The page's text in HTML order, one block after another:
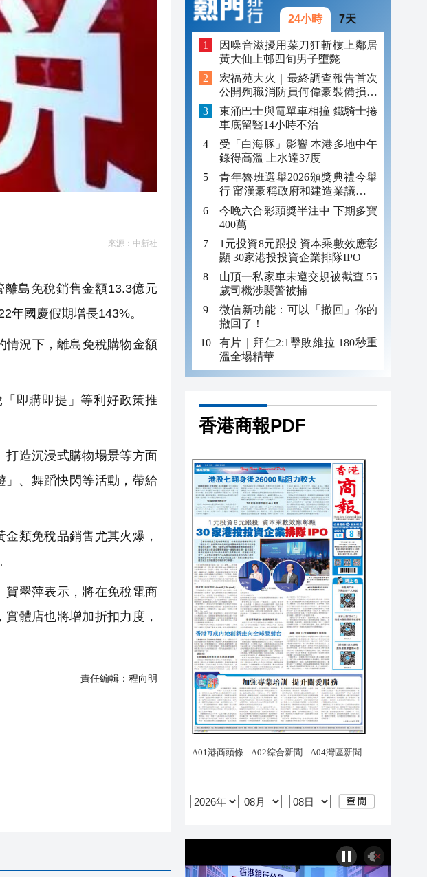
來源： 中新社
島免稅銷售金額13.3億元
年國慶假期增長143%。
況下，離島免稅購物金額
即購即提」等利好政策推
造沉浸式購物場景等方面
、舞蹈快閃等活動，帶給
類免稅品銷售尤其火爆，
翠萍表示，將在免稅電商
體店也將增加折扣力度，
責任編輯： 程向明
24小時 7天
因噪音滋擾用菜刀狂斬樓上鄰居
黃大仙上邨四旬男子墮斃
宏福苑大火｜最終調查報告首次
公開殉職消防員何偉豪裝備損毀
照片
東涌巴士與電單車相撞 鐵騎士捲
車底留醫14小時不治
受「白海豚」影響 本港多地中午
錄得高溫 上水達37度
青年魯班選舉2026頒獎典禮今舉
行 甯漢豪稱政府和建造業議會做
好培訓工作
今晚六合彩頭獎半注中 下期多寶
400萬
1元投資8元跟投 資本乘數效應彰
顯 30家港投投資企業排隊IPO
山頂一私家車未遵交規被截查 55
歲司機涉襲警被捕
微信新功能：可以「撤回」你的
撤回了！
有片｜拜仁2:1擊敗維拉 180秒重
溫全場精華
香港商報PDF